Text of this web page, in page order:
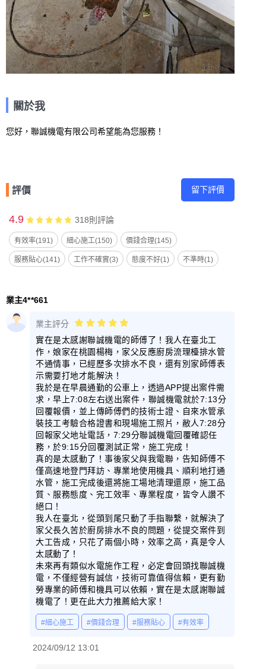
關於我
您好，聯誠機電有限公司希望能為您服務！
評價 留下評價
4.9 318則評論
有效率(191) 細心施工(150) 價錢合理(145)
服務貼心(141) 工作不確實(3) 態度不好(1) 不準時(1)
業主4**661
業主評分
實在是太感謝聯誠機電的師傅了！我人在臺北工
作，娘家在桃園楊梅，家父反應廚房流理檯排水管
不通情事，已經歷多次排水不良，還有別家師傅表
示需要打地才能解決！
我於是在早晨通勤的公車上，透過APP提出案件需
求，早上7:08左右送出案件，聯誠機電就於7:13分
回覆報價，並上傳師傅們的技術士證、自來水管承
裝技工考驗合格證書和現場施工照片，敝人7:28分
回報家父地址電話，7:29分聯誠機電回覆確認任
務，於9:15分回覆測試正常，施工完成！
真的是太感動了！事後家父與我電聯，告知師傅不
僅高速地登門拜訪、專業地使用機具、順利地打通
水管，施工完成後還將施工場地清理還原，施工品
質、服務態度、完工效率、專業程度，皆令人讚不
絕口！
我人在臺北，從頭到尾只動了手指聯繫，就解決了
家父長久苦於廚房排水不良的問題，從提交案件到
大工告成，只花了兩個小時，效率之高，真是令人
太感動了！
未來再有類似水電施作工程，必定會回頭找聯誠機
電，不僅經營有誠信，技術可靠值得信賴，更有勤
勞專業的師傅和機具可以依賴，實在是太感謝聯誠
機電了！更在此大力推薦給大家！
#細心施工 #價錢合理 #服務貼心 #有效率
2024/09/12 13:01